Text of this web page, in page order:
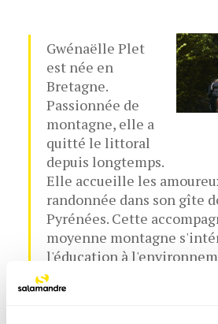
Gwénaëlle Plet
est née en
Bretagne.
Passionnée de
montagne, elle a
quitté le littoral
depuis longtemps.
Elle accueille les
randonnée dans son gîte
Pyrénées. Cette
moyenne montagne
l'éducation à
interprète. Chargée de
Programme Pyrénées